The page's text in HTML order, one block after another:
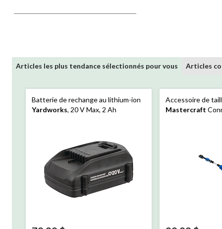
Articles les plus tendance sélectionnés pour vous Articles
Batterie de rechange au lithium-ion
Yardworks, 20 V Max, 2 Ah
Accessoire de
Mastercraft